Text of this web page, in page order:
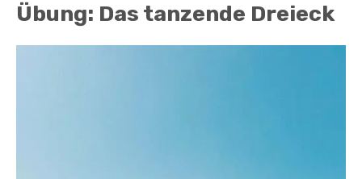
Übung: Das tanzende Dreieck